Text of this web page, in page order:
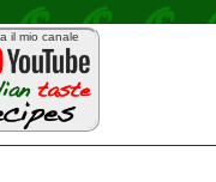
il mio canale